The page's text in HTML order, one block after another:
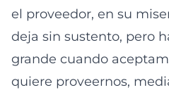
el proveedor, en su
deja sin sustento, pero
grande cuando
quiere proveernos,